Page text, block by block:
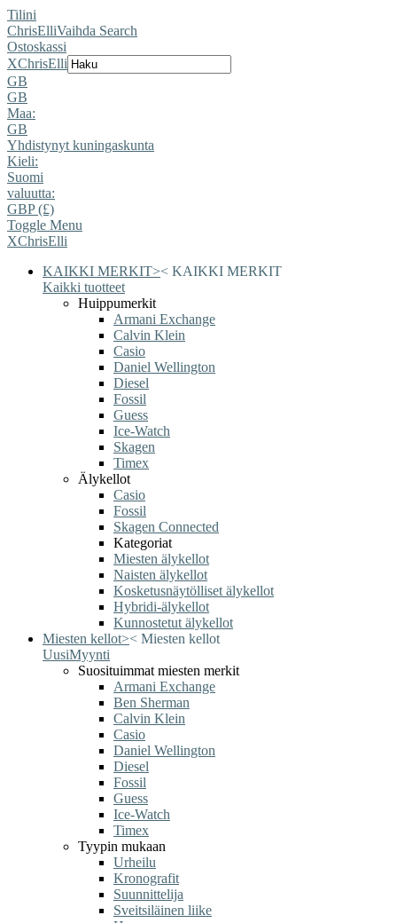
Tilini
ChrisElliVaihda Search
Ostoskassi
XChrisElli
GB
GB
Maa:
GB
Yhdistynyt kuningaskunta
Kieli:
Suomi
valuutta:
GBP (£)
Toggle Menu
XChrisElli
KAIKKI MERKIT>< KAIKKI MERKIT
Kaikki tuotteet
Huippumerkit
Armani Exchange
Calvin Klein
Casio
Daniel Wellington
Diesel
Fossil
Guess
Ice-Watch
Skagen
Timex
Älykellot
Casio
Fossil
Skagen Connected
Kategoriat
Miesten älykellot
Naisten älykellot
Kosketusnäytölliset älykellot
Hybridi-älykellot
Kunnostetut älykellot
Miesten kellot>< Miesten kellot
UusiMyynti
Suosituimmat miesten merkit
Armani Exchange
Ben Sherman
Calvin Klein
Casio
Daniel Wellington
Diesel
Fossil
Guess
Ice-Watch
Timex
Tyypin mukaan
Urheilu
Kronografit
Suunnittelija
Sveitsiläinen liike